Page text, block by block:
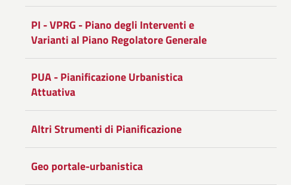
Facebook
su
Twitter
Condividi
Google
PI - VPRG - Piano degli Interventi e
Varianti al Piano Regolatore Generale
PUA - Pianificazione Urbanistica
Attuativa
Altri Strumenti di Pianificazione
Geo portale-urbanistica